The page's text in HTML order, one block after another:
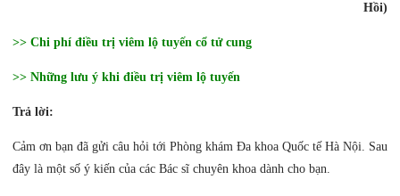
Hồi)
>> Chi phí điều trị viêm lộ tuyến cổ tử cung
>> Những lưu ý khi điều trị viêm lộ tuyến
Trả lời:
Cảm ơn bạn đã gửi câu hỏi tới Phòng khám Đa khoa Quốc tế Hà Nội. Sau
đây là một số ý kiến của các Bác sĩ chuyên khoa dành cho bạn.